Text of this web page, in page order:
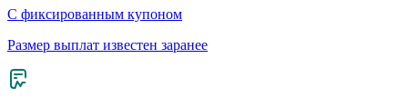
С фиксированным купоном
Размер выплат известен заранее